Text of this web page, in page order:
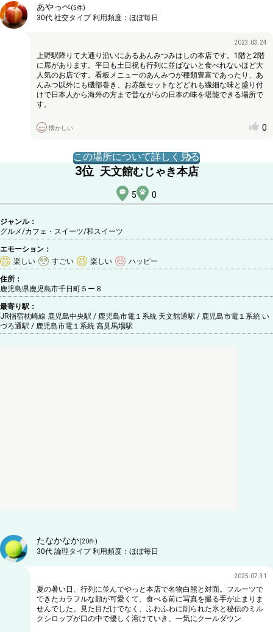
あやっぺ(5件)
30代 社交タイプ利用頻度： ほぼ毎日
2023.03.24
上野駅降りて大通り沿いにあるあんみつみはしの本店です。1階と2階
に席があります。平日も土日祝も行列に並ばないと食べれないほど大
人気のお店です。看板メニューのあんみつが種類豊富であったり、あ
んみつ以外にも磯部巻き、お赤飯セットなどどれも繊細な味と盛り付
けで日本人から海外の方まで昔ながらの日本の味を堪能できる場所で
す。
懐かしい 0
この場所について詳しく見る
3位 天文館むじゃき本店
5 0
ジャンル：
グルメ/カフェ・スイーツ/和スイーツ
エモーション：
楽しい
すごい 楽しい ハッピー
住所：
鹿児島県鹿児島市千日町５ー８
最寄り駅：
JR指宿枕崎線 鹿児島中央駅 / 鹿児島市電１系統 天文館通駅 / 鹿児島市電１系統 い
づろ通駅 / 鹿児島市電１系統 高見馬場駅
たなかなか(20件)
30代 論理タイプ利用頻度： ほぼ毎日
2025.07.31
夏の暑い日、行列に並んでやっと本店で名物白熊と対面。フルーツで
できたカラフルな顔が可愛くて、食べる前に写真を撮る手が止まりま
せんでした。見た目だけでなく、ふわふわに削られた氷と秘伝のミル
クシロップが口の中で優しく溶けていき、一気にクールダウン